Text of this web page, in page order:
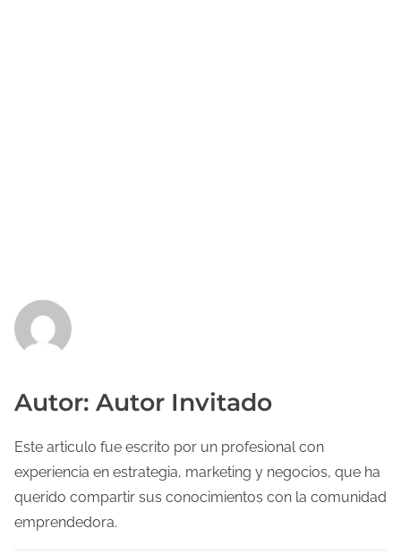
Autor: Autor Invitado
Este articulo fue escrito por un profesional con
experiencia en estrategia, marketing y negocios, que ha
querido compartir sus conocimientos con la comunidad
emprendedora.